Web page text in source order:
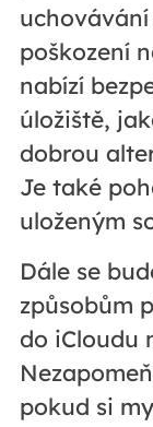
poškození
nabízí
úložiště,
dobrou
Je také
uloženým
Dále se
způsobům
do iCloudu
pokud si